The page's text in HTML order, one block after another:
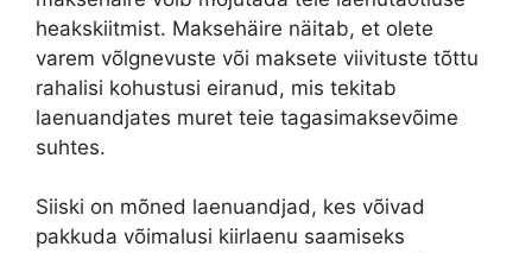
heakskiitmist. Maksehäire näitab, et olete
varem võlgnevuste või maksete viivituste tõttu
rahalisi kohustusi eiranud, mis tekitab
laenuandjates muret teie tagasimaksevõime
suhtes.
Siiski on mõned laenuandjad, kes võivad
pakkuda võimalusi kiirlaenu saamiseks